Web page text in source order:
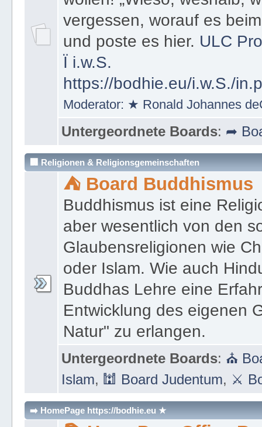
wollen! „Wieso, weshalb,
vergessen, worauf es
und poste es hier.
Ïi.w.S.
https://bodhie.eu/i.w.S./
Moderator:★ Ronald Johannes
Untergeordnete Boards:➦
🏢 Religionen & Religionsgemeinschaften
⛺ Board Buddhismus
Buddhismus ist eine
aber wesentlich von den
Glaubensreligionen wie
oder Islam. Wie auch
Buddhas Lehre eine
Entwicklung des eigenen
Natur" zu erlangen.
Untergeordnete Boards:⛪
Islam,🕍 Board Judentum,⚔